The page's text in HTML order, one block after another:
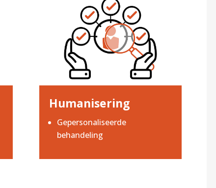
Humanisering
Gepersonaliseerde
behandeling